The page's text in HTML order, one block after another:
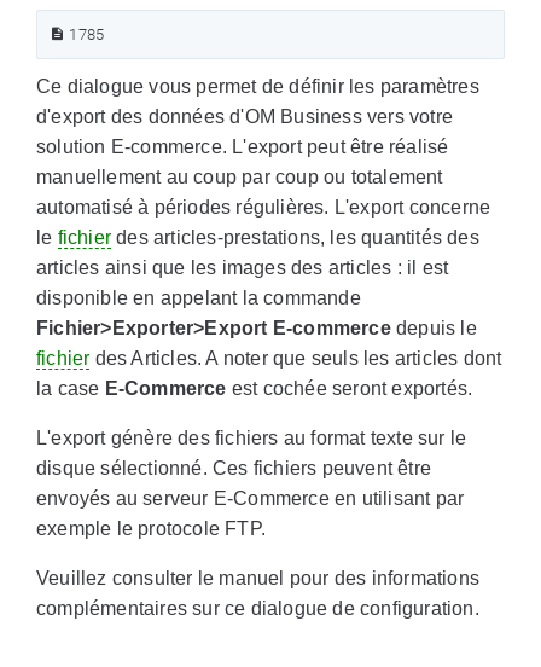
1785
Ce dialogue vous permet de définir les paramètres
d'export des données d'OM Business vers votre
solution E-commerce. L'export peut être réalisé
manuellement au coup par coup ou totalement
automatisé à périodes régulières. L'export concerne
le fichier des articles-prestations, les quantités des
articles ainsi que les images des articles : il est
disponible en appelant la commande
Fichier>Exporter>Export E-commercedepuis le
fichier des Articles. A noter que seuls les articles dont
la case E-Commerce est cochée seront exportés.
L'export génère des fichiers au format texte sur le
disque sélectionné. Ces fichiers peuvent être
envoyés au serveur E-Commerce en utilisant par
exemple le protocole FTP.
Veuillez consulter le manuel pour des informations
complémentaires sur ce dialogue de configuration.